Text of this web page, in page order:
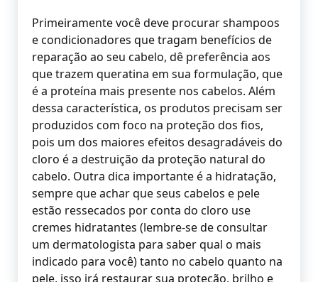
Primeiramente você deve procurar shampoos
e condicionadores que tragam benefícios de
reparação ao seu cabelo, dê preferência aos
que trazem queratina em sua formulação, que
é a proteína mais presente nos cabelos. Além
dessa característica, os produtos precisam ser
produzidos com foco na proteção dos fios,
pois um dos maiores efeitos desagradáveis do
cloro é a destruição da proteção natural do
cabelo. Outra dica importante é a hidratação,
sempre que achar que seus cabelos e pele
estão ressecados por conta do cloro use
cremes hidratantes (lembre-se de consultar
um dermatologista para saber qual o mais
indicado para você) tanto no cabelo quanto na
pele, isso irá restaurar sua proteção, brilho e